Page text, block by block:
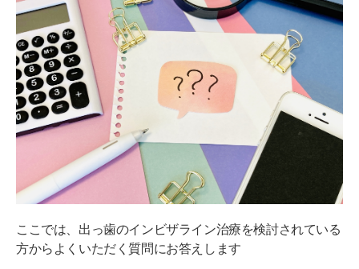
ここでは、出っ歯のインビザライン治療を検討されている
方からよくいただく質問にお答えします